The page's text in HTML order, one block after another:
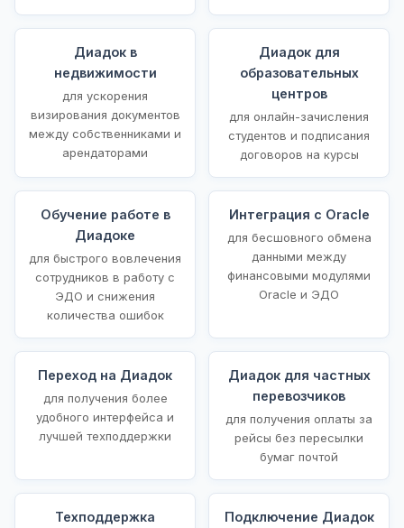
Диадок в
недвижимости
для ускорения
визирования документов
между собственниками и
арендаторами
Диадок для
образовательных
центров
для онлайн-зачисления
студентов и подписания
договоров на курсы
Обучение работе в
Диадоке
для быстрого вовлечения
сотрудников в работу с
ЭДО и снижения
количества ошибок
Интеграция с Oracle
для бесшовного обмена
данными между
финансовыми модулями
Oracle и ЭДО
Переход на Диадок
для получения более
удобного интерфейса и
лучшей техподдержки
Диадок для частных
перевозчиков
для получения оплаты за
рейсы без пересылки
бумаг почтой
Техподдержка
Подключение Диадок